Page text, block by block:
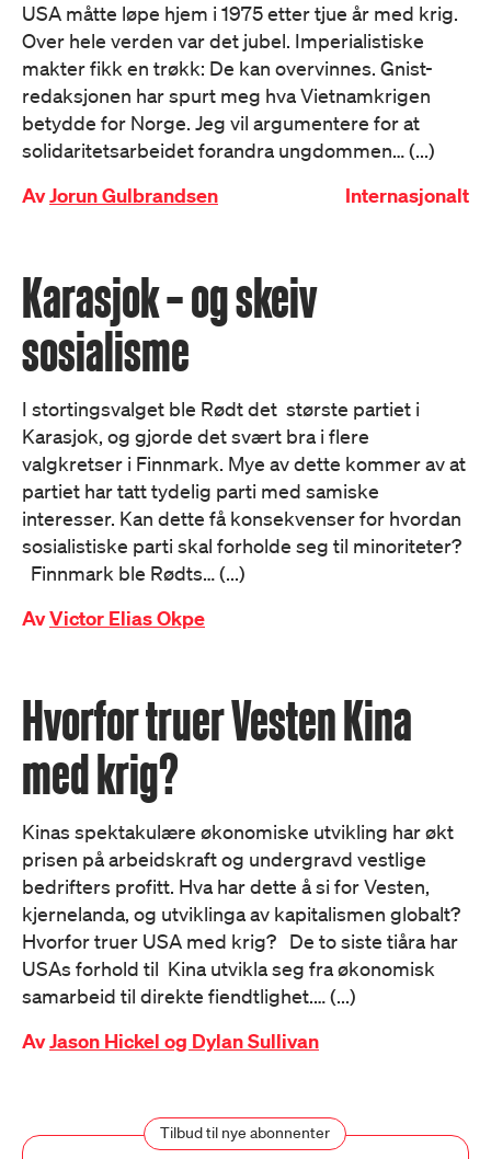
USA måtte løpe hjem i 1975 etter tjue år med krig.
Over hele verden var det jubel. Imperialistiske
makter fikk en trøkk: De kan overvinnes. Gnist-
redaksjonen har spurt meg hva Vietnamkrigen
betydde for Norge. Jeg vil argumentere for at
solidaritetsarbeidet forandra ungdommen… (...)
AvJorun Gulbrandsen Internasjonalt
Karasjok – og skeiv
sosialisme
I stortingsvalget ble Rødt det største partiet i
Karasjok, og gjorde det svært bra i flere
valgkretser i Finnmark. Mye av dette kommer av at
partiet har tatt tydelig parti med samiske
interesser. Kan dette få konsekvenser for hvordan
sosialistiske parti skal forholde seg til minoriteter?
Finnmark ble Rødts… (...)
AvVictor Elias Okpe
Hvorfor truer Vesten Kina
med krig?
Kinas spektakulære økonomiske utvikling har økt
prisen på arbeidskraft og undergravd vestlige
bedrifters profitt. Hva har dette å si for Vesten,
kjernelanda, og utviklinga av kapitalismen globalt?
Hvorfor truer USA med krig? De to siste tiåra har
USAs forhold til Kina utvikla seg fra økonomisk
samarbeid til direkte fiendtlighet.… (...)
AvJason Hickel og Dylan Sullivan
Tilbud til nye abonnenter